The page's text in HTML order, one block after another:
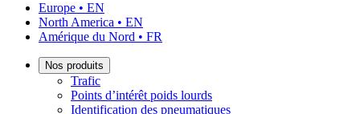
Europe • EN
North America • EN
Amérique du Nord • FR
Nos produits
Trafic
Points d’intérêt poids lourds
Identification des pneumatiques